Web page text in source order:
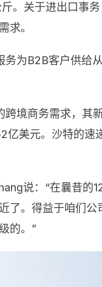
。关于进出口事
求。
务为B2B客户供给
跨境商务需求，其
亿美元。沙特的
说：“在曩昔的
了。得益于咱们
的。”